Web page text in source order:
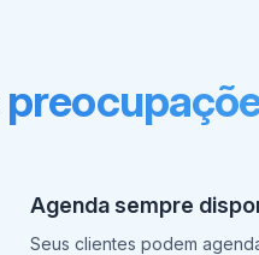
Agenda sempre
Seus clientes podem